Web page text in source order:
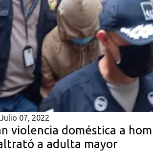
Julio 07, 2022
violencia doméstica a
a adulta mayor